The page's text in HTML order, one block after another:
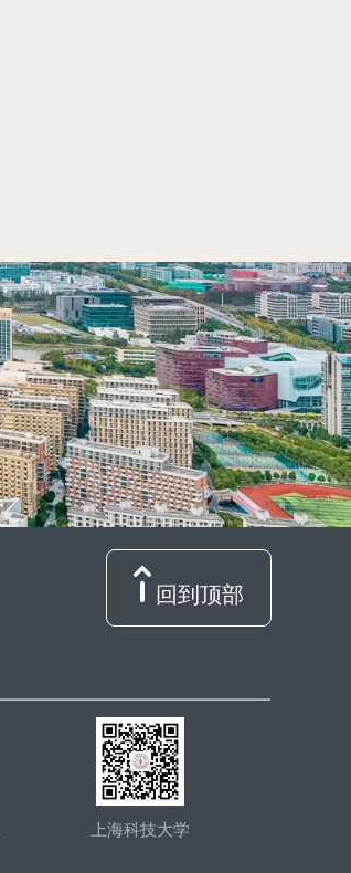
回到顶部
上海科技大学